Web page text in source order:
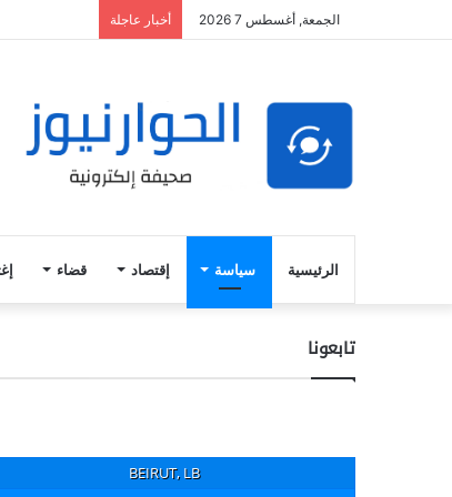
الجمعة, أغسطس 7 2026 أخبار عاجلة
الرئيسية سياسة إقتصاد قضاء
تابعونا
BEIRUT, LB